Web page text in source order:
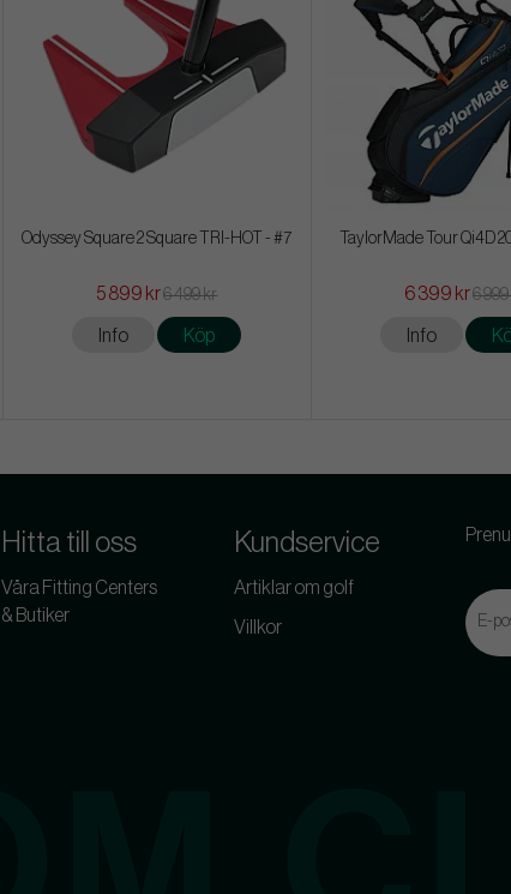
Odyssey Square 2 Square TRI-HOT - #7
5 899 kr6 499 kr
Info Köp
TaylorMade Tour Qi4D
6 399 kr6
Info
Hitta till oss
Våra Fitting Centers
& Butiker
Kundservice
Artiklar om golf
Villkor